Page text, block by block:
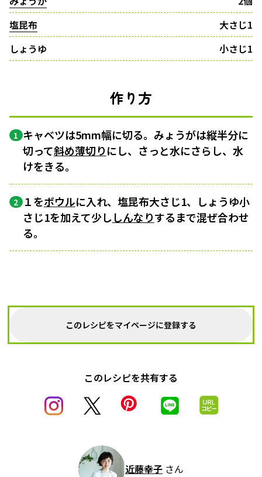
塩昆布
大さじ1
しょうゆ
小さじ1
作り方
1 キャベツは5mm幅に切る。みょうがは縦半分に
切って斜め薄切りにし、さっと水にさらし、水
けをきる。
2 １をボウルに入れ、塩昆布大さじ1、しょうゆ小
さじ1を加えて少し しんなりするまで混ぜ合わせ
る。
このレシピをマイページに登録する
このレシピを共有する
近藤幸子 さん